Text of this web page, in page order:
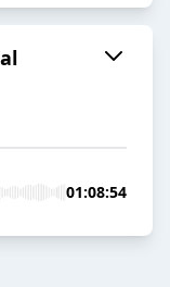
01:08:54